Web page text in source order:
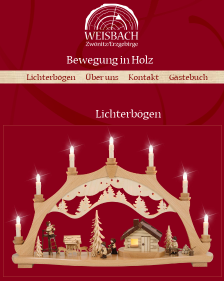
Bewegung in Holz
Lichterbögen Über uns Kontakt Gästebuch
Lichterbögen